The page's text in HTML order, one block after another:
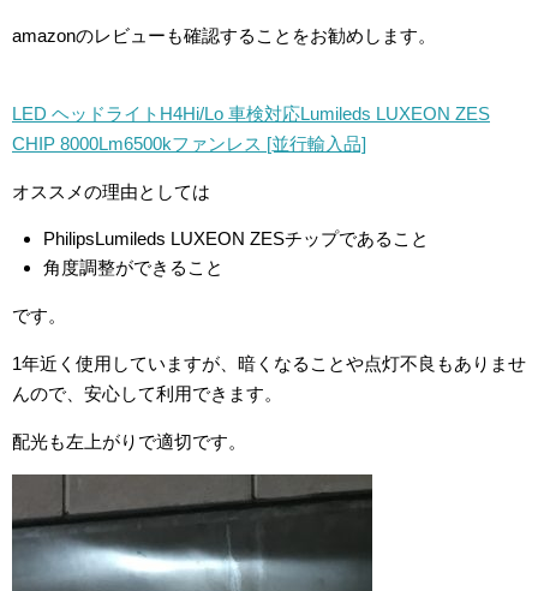
amazonのレビューも確認することをお勧めします。
LED ヘッドライトH4Hi/Lo 車検対応Lumileds LUXEON ZES
CHIP 8000Lm6500kファンレス [並行輸入品]
オススメの理由としては
PhilipsLumileds LUXEON ZESチップであること
角度調整ができること
です。
1年近く使用していますが、暗くなることや点灯不良もありませ
んので、安心して利用できます。
配光も左上がりで適切です。